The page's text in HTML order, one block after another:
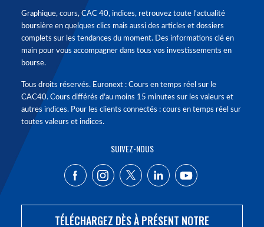
Graphique, cours, CAC 40, indices, retrouvez toute l'actualité
boursière en quelques clics mais aussi des articles et dossiers
complets sur les tendances du moment. Des informations clé en
main pour vous accompagner dans tous vos investissements en
bourse.
Tous droits réservés. Euronext : Cours en temps réel sur le
CAC40. Cours différés d'au moins 15 minutes sur les valeurs et
autres indices. Pour les clients connectés : cours en temps réel sur
toutes valeurs et indices.
SUIVEZ-NOUS
TÉLÉCHARGEZ DÈS À PRÉSENT NOTRE